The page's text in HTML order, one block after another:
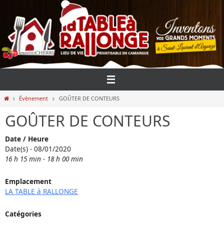
contenu
HomeÉvènement GOÛTER DE CONTEURS
GOÛTER DE CONTEURS
Date / Heure
Date(s) - 08/01/2020
16 h 15 min - 18 h 00 min
Emplacement
LA TABLE à RALLONGE
Catégories